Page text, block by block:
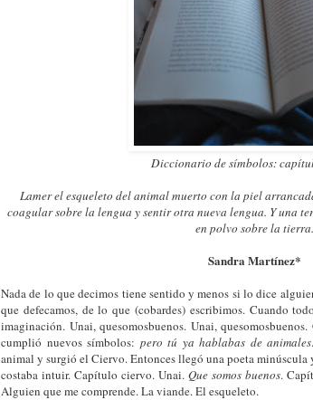
Diccionario de símbolos:
Lamer el esqueleto del animal muerto con la piel
coagular sobre la lengua y sentir otra nueva lengua. Y una
en polvo sobre la tierra.
Sandra Martínez*
Nada de lo que decimos tiene sentido y menos si lo dice
que defecamos, de lo que (cobardes) escribimos. Cuando
imaginación. Unai, quesomosbuenos. Unai,
cumplió nuevos símbolos: pero tú ya hablabas de animales
animal y surgió el Ciervo. Entonces llegó una poeta minúscula
costaba intuir. Capítulo ciervo. Unai. Que somos buenos.
Alguien que me comprende. La viande. El esqueleto.